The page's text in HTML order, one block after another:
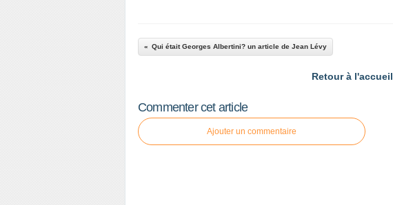
Qui était Georges Albertini? un article de Jean Lévy
Retour à l'accueil
Commenter cet article
Ajouter un commentaire